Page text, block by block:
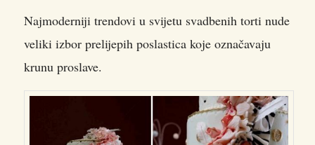
Najmoderniji trendovi u svijetu svadbenih torti nude
veliki izbor prelijepih poslastica koje označavaju
krunu proslave.